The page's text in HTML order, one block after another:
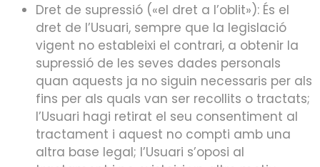
Dret de supressió («el dret a l’oblit»): És el
dret de l’Usuari, sempre que la legislació
vigent no estableixi el contrari, a obtenir la
supressió de les seves dades personals
quan aquests ja no siguin necessaris per als
fins per als quals van ser recollits o tractats;
l’Usuari hagi retirat el seu consentiment al
tractament i aquest no compti amb una
altra base legal; l’Usuari s’oposi al